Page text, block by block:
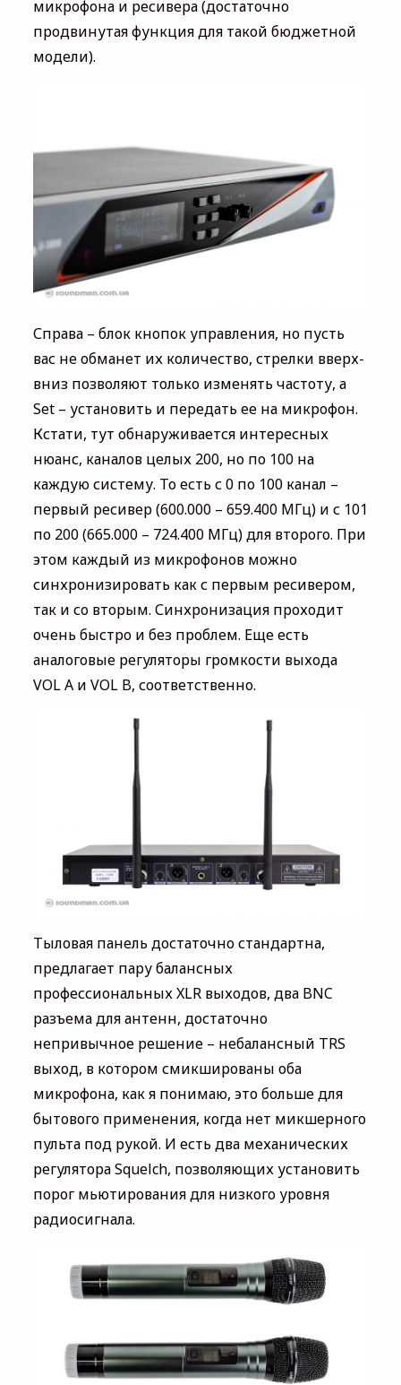
микрофона и ресивера (достаточно
продвинутая функция для такой бюджетной
модели).
Справа – блок кнопок управления, но пусть
вас не обманет их количество, стрелки вверх-
вниз позволяют только изменять частоту, а
Set – установить и передать ее на микрофон.
Кстати, тут обнаруживается интересных
нюанс, каналов целых 200, но по 100 на
каждую систему. То есть с 0 по 100 канал –
первый ресивер (600.000 – 659.400 МГц) и с 101
по 200 (665.000 – 724.400 МГц) для второго. При
этом каждый из микрофонов можно
синхронизировать как с первым ресивером,
так и со вторым. Синхронизация проходит
очень быстро и без проблем. Еще есть
аналоговые регуляторы громкости выхода
VOL A и VOL B, соответственно.
Тыловая панель достаточно стандартна,
предлагает пару балансных
профессиональных XLR выходов, два BNC
разъема для антенн, достаточно
непривычное решение – небалансный TRS
выход, в котором смикшированы оба
микрофона, как я понимаю, это больше для
бытового применения, когда нет микшерного
пульта под рукой. И есть два механических
регулятора Squelch, позволяющих установить
порог мьютирования для низкого уровня
радиосигнала.